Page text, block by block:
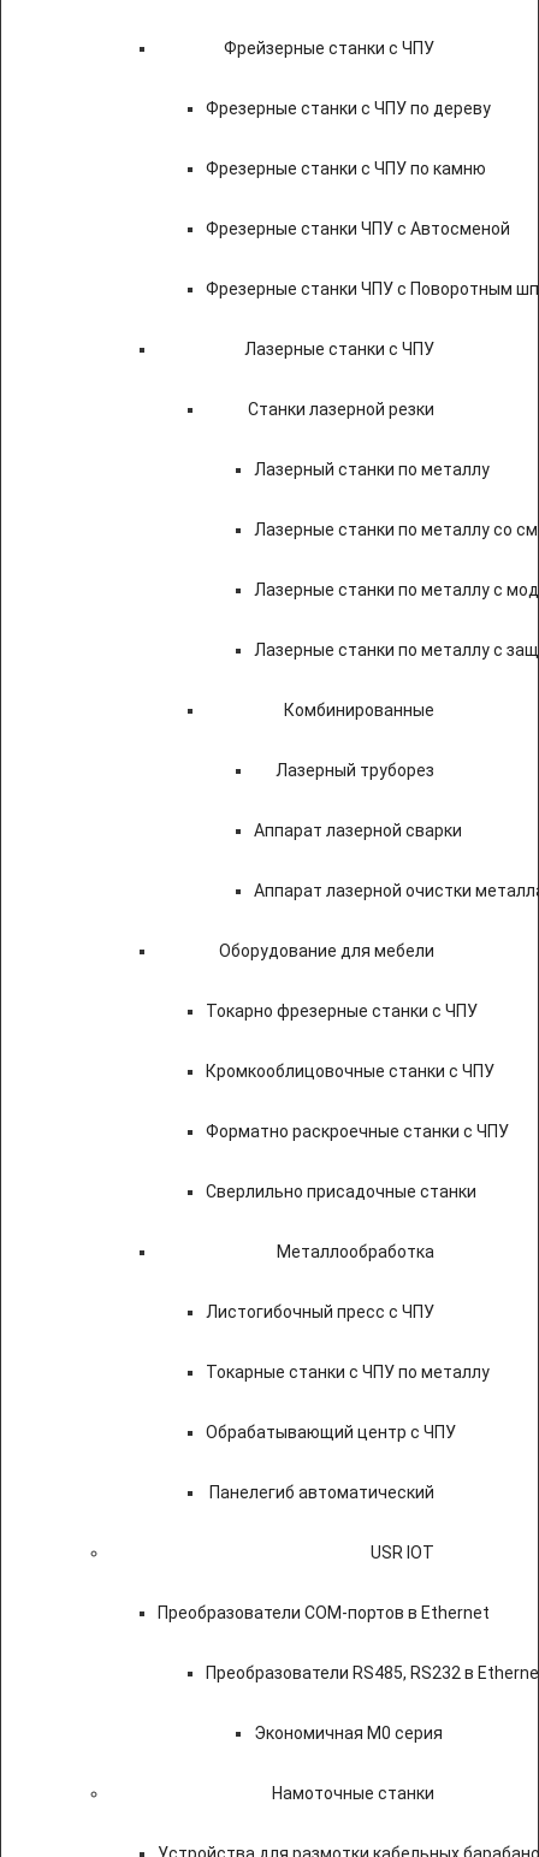
Фрейзерные станки с ЧПУ
Фрезерные станки с ЧПУ по дереву
Фрезерные станки с ЧПУ по камню
Фрезерные станки ЧПУ с Автосменой
Фрезерные станки ЧПУ с Поворотным
Лазерные станки с ЧПУ
Станки лазерной резки
Лазерный станки по металлу
Лазерные станки по металлу со
Лазерные станки по металлу с
Лазерные станки по металлу с
Комбинированные
Лазерный труборез
Аппарат лазерной сварки
Аппарат лазерной очистки
Оборудование для мебели
Токарно фрезерные станки с ЧПУ
Кромкооблицовочные станки с ЧПУ
Форматно раскроечные станки с ЧПУ
Сверлильно присадочные станки
Металлообработка
Листогибочный пресс с ЧПУ
Токарные станки с ЧПУ по металлу
Обрабатывающий центр с ЧПУ
Панелегиб автоматический
USR IOT
Преобразователи COM-портов в Ethernet
Преобразователи RS485, RS232 в
Экономичная M0 серия
Намоточные станки